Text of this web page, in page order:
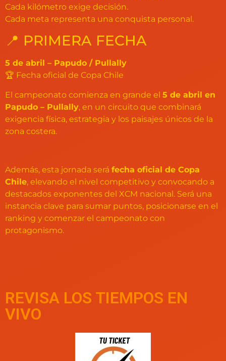
Cada kilómetro exige decisión.
Cada meta representa una conquista personal.
📍 PRIMERA FECHA
5 de abril – Papudo / Pullally
🏆 Fecha oficial de Copa Chile
El campeonato comienza en grande el 5 de abril en
Papudo – Pullally, en un circuito que combinará
exigencia física, estrategia y los paisajes únicos de la
zona costera.
Además, esta jornada será fecha oficial de Copa
Chile, elevando el nivel competitivo y convocando a
destacados exponentes del XCM nacional. Será una
instancia clave para sumar puntos, posicionarse en el
ranking y comenzar el campeonato con
protagonismo.
REVISA LOS TIEMPOS EN
VIVO